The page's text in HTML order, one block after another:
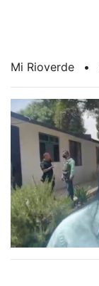
Mi Rioverde •